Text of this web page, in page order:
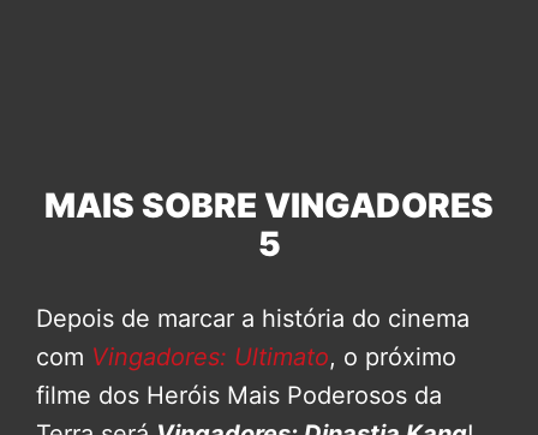
MAIS SOBRE VINGADORES
5
Depois de marcar a história do cinema
com Vingadores: Ultimato, o próximo
filme dos Heróis Mais Poderosos da